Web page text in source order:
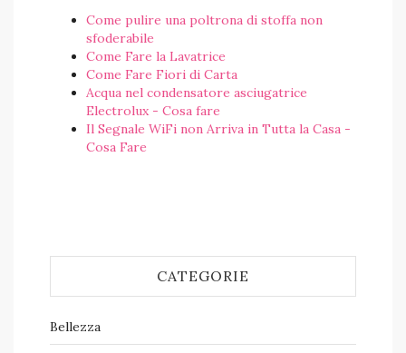
Come pulire una poltrona di stoffa non
sfoderabile
Come Fare la Lavatrice
Come Fare Fiori di Carta
Acqua nel condensatore asciugatrice
Electrolux - Cosa fare
Il Segnale WiFi non Arriva in Tutta la Casa -
Cosa Fare
CATEGORIE
Bellezza